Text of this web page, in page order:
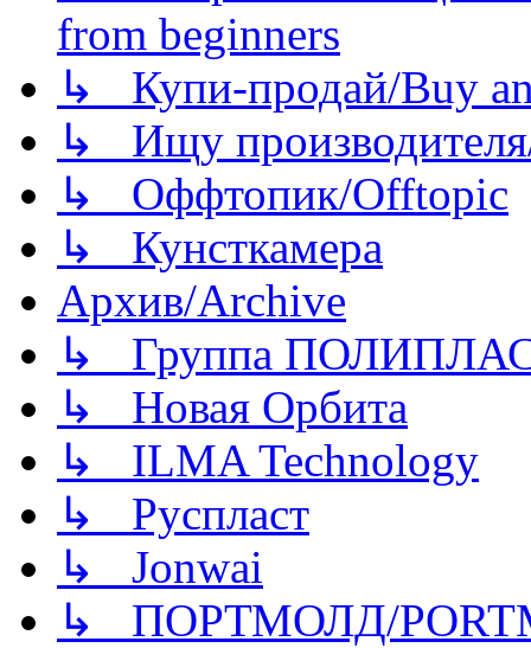
from beginners
↳ Купи-продай/Buy
↳ Ищу
↳ Оффтопик/Offtopic
↳ Кунсткамера
Архив/Archive
↳ Группа
↳ Новая Орбита
↳ ILMA Technology
↳ Руспласт
↳ Jonwai
↳ ПОРТМОЛД/